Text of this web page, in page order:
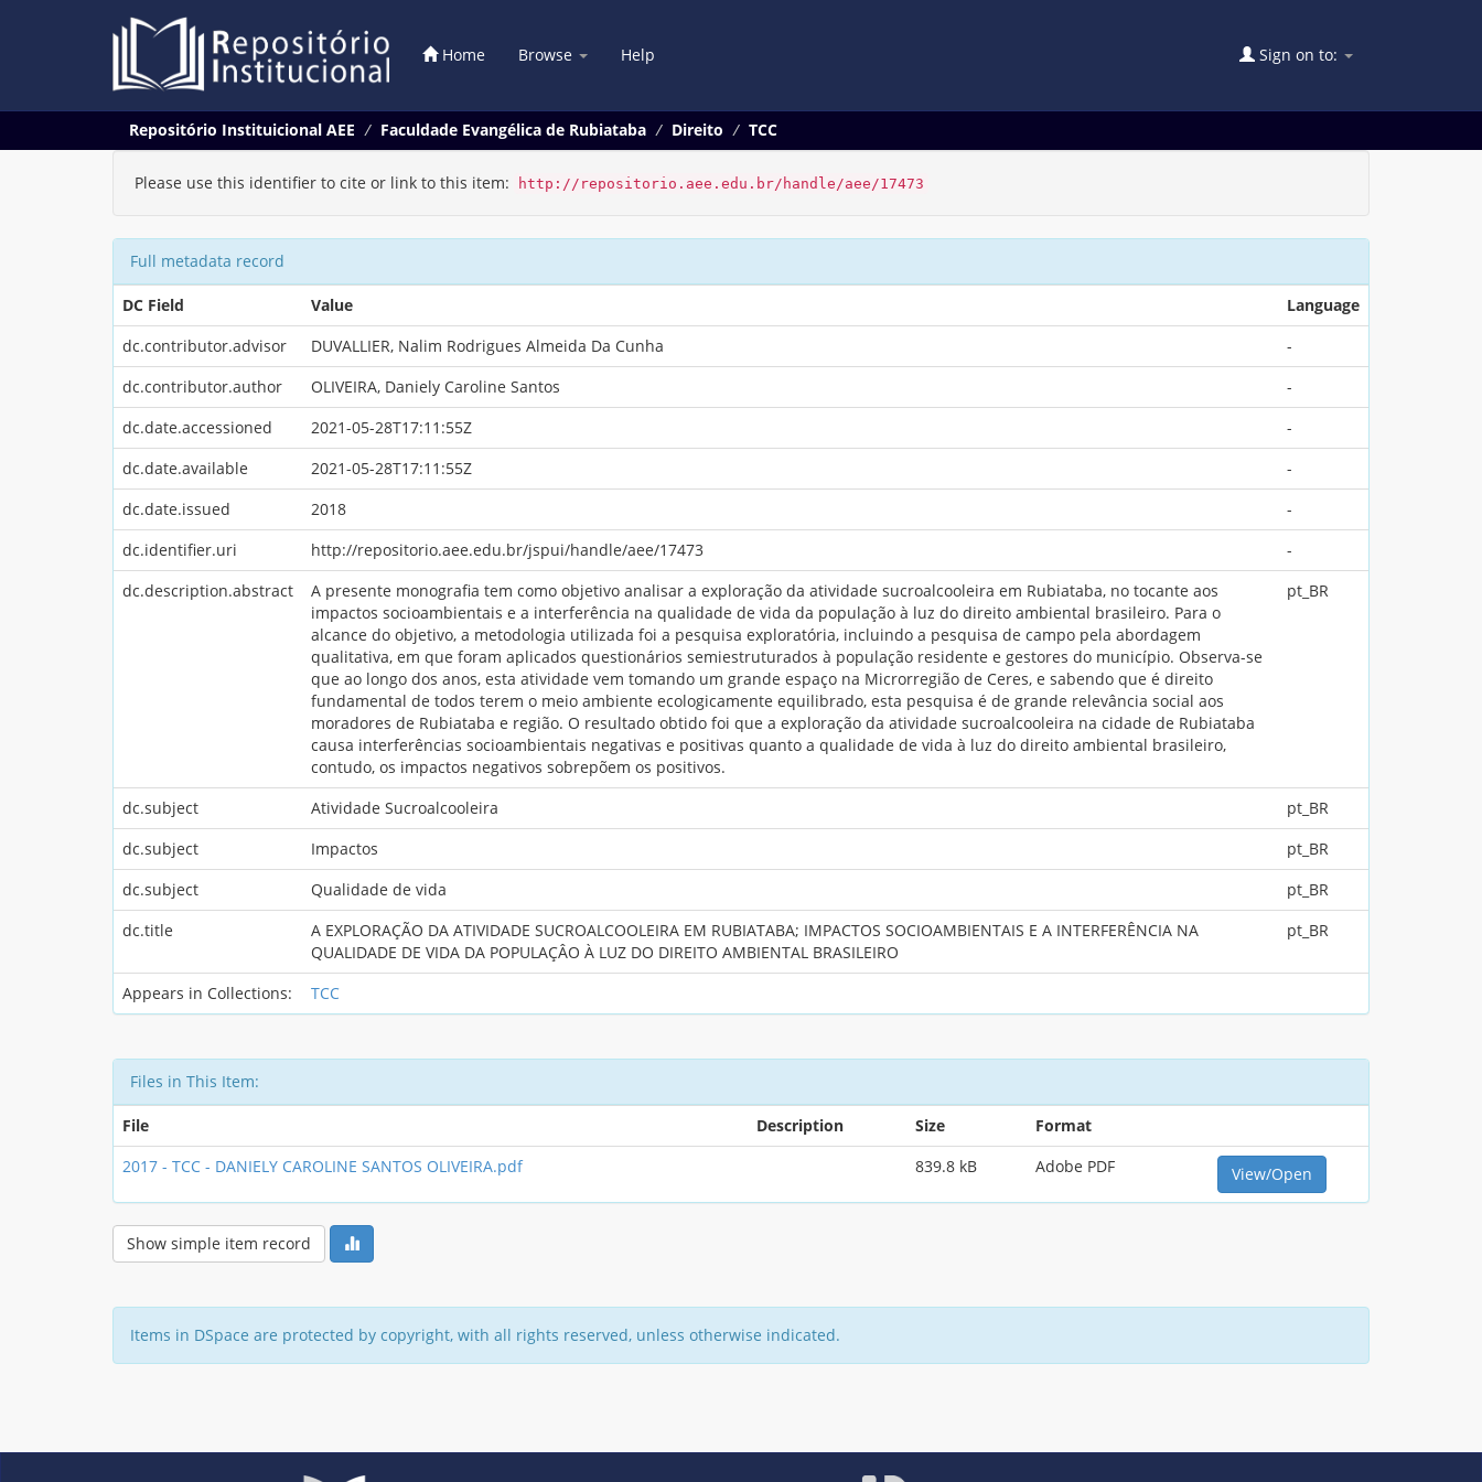
Home Browse Help Sign on to:
Repositório Instituicional AEE Faculdade Evangélica de Rubiataba Direito TCC
Please use this identifier to cite or link to this item: http://repositorio.aee.edu.br/handle/aee/17473
Full metadata record
DC Field Value
Language
dc.contributor.advisor
DUVALLIER, Nalim Rodrigues Almeida Da Cunha
-
dc.contributor.author
OLIVEIRA, Daniely Caroline Santos
-
dc.date.accessioned
2021-05-28T17:11:55Z
-
dc.date.available
2021-05-28T17:11:55Z
-
dc.date.issued
2018
-
dc.identifier.uri
http://repositorio.aee.edu.br/jspui/handle/aee/17473
-
dc.description.abstract
A presente monografia tem como objetivo analisar a exploração da atividade sucroalcooleira em Rubiataba, no tocante aos
impactos socioambientais e a interferência na qualidade de vida da população à luz do direito ambiental brasileiro. Para o
alcance do objetivo, a metodologia utilizada foi a pesquisa exploratória, incluindo a pesquisa de campo pela abordagem
qualitativa, em que foram aplicados questionários semiestruturados à população residente e gestores do município. Observa-se
que ao longo dos anos, esta atividade vem tomando um grande espaço na Microrregião de Ceres, e sabendo que é direito
fundamental de todos terem o meio ambiente ecologicamente equilibrado, esta pesquisa é de grande relevância social aos
moradores de Rubiataba e região. O resultado obtido foi que a exploração da atividade sucroalcooleira na cidade de Rubiataba
causa interferências socioambientais negativas e positivas quanto a qualidade de vida à luz do direito ambiental brasileiro,
contudo, os impactos negativos sobrepõem os positivos.
pt_BR
dc.subject Atividade Sucroalcooleira
pt_BR
dc.subject
Impactos
pt_BR
dc.subject
Qualidade de vida
pt_BR
dc.title
A EXPLORAÇÃO DA ATIVIDADE SUCROALCOOLEIRA EM RUBIATABA; IMPACTOS SOCIOAMBIENTAIS E A INTERFERÊNCIA NA
QUALIDADE DE VIDA DA POPULAÇÂO À LUZ DO DIREITO AMBIENTAL BRASILEIRO
pt_BR
Appears in Collections: TCC
Files in This Item:
File Description Size
Format
2017 - TCC - DANIELY CAROLINE SANTOS OLIVEIRA.pdf
839.8 kB Adobe PDF View/Open
Show simple item record
Items in DSpace are protected by copyright, with all rights reserved, unless otherwise indicated.